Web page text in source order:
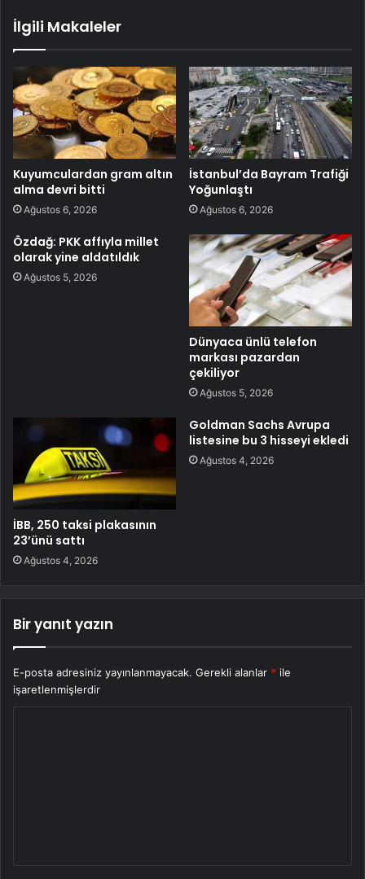
İlgili Makaleler
Kuyumculardan gram altın
alma devri bitti
Ağustos 6, 2026
İstanbul’da Bayram Trafiği
Yoğunlaştı
Ağustos 6, 2026
Özdağ: PKK affıyla millet
olarak yine aldatıldık
Ağustos 5, 2026
Dünyaca ünlü telefon
markası pazardan
çekiliyor
Ağustos 5, 2026
İBB, 250 taksi plakasının
23’ünü sattı
Ağustos 4, 2026
Goldman Sachs Avrupa
listesine bu 3 hisseyi ekledi
Ağustos 4, 2026
Bir yanıt yazın
E-posta adresiniz yayınlanmayacak. Gerekli alanlar * ile
işaretlenmişlerdir